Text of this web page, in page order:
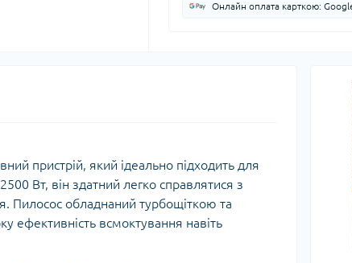
Онлайн оплата карткою:
пристрій, який ідеально підходить для
Вт, він здатний легко справлятися з
Пилосос обладнаний турбощіткою та
ефективність всмоктування навіть